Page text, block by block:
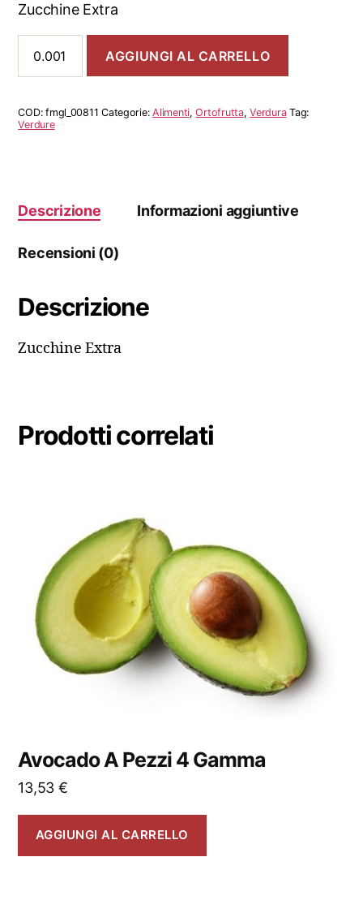
Zucchine Extra
Extra
quantità
AGGIUNGI AL CARRELLO
COD:fmgl_00811 Categorie:Alimenti,Ortofrutta,Verdura Tag:
Verdure
Descrizione Informazioni aggiuntive
Recensioni (0)
Descrizione
Zucchine Extra
Prodotti correlati
Avocado A Pezzi 4 Gamma
13,53 €
AGGIUNGI AL CARRELLO